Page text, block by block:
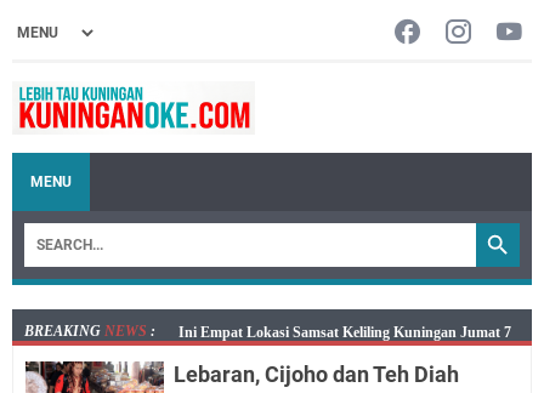
MENU
BREAKING NEWS :
Jumat 7 Agustus 2026 Mobil SIM Keliling Ada di
Kecamatan Sindangagung
Lebaran, Cijoho dan Teh Diah